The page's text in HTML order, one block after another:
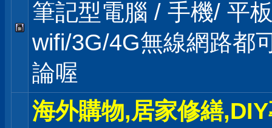
筆記型電腦 / 手機/ 平
wifi/3G/4G無線網路都
論喔
海外購物,居家修繕